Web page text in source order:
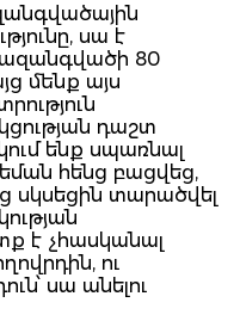
սա է
80
մենք այս
դաշտ
ենք սպառնալ
հենց բացվեց,
սկսեցին տարածվել
է չհասկանալ
ու
սա անելու